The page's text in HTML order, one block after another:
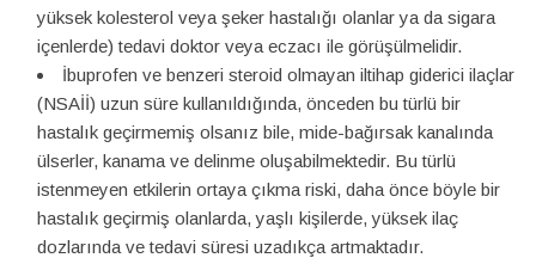
yüksek kolesterol veya şeker hastalığı olanlar ya da sigara
içenlerde) tedavi doktor veya eczacı ile görüşülmelidir.
İbuprofen ve benzeri steroid olmayan iltihap giderici ilaçlar
(NSAİİ) uzun süre kullanıldığında, önceden bu türlü bir
hastalık geçirmemiş olsanız bile, mide-bağırsak kanalında
ülserler, kanama ve delinme oluşabilmektedir. Bu türlü
istenmeyen etkilerin ortaya çıkma riski, daha önce böyle bir
hastalık geçirmiş olanlarda, yaşlı kişilerde, yüksek ilaç
dozlarında ve tedavi süresi uzadıkça artmaktadır.